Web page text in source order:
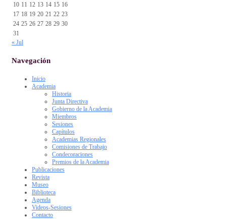
10 11 12 13 14 15 16
17 18 19 20 21 22 23
24 25 26 27 28 29 30
31
« Jul
Navegación
Inicio
Academia
Historia
Junta Directiva
Gobierno de la Academia
Miembros
Sesiones
Capítulos
Academias Regionales
Comisiones de Trabajo
Condecoraciones
Premios de la Academia
Publicaciones
Revista
Museo
Biblioteca
Agenda
Videos-Sesiones
Contacto